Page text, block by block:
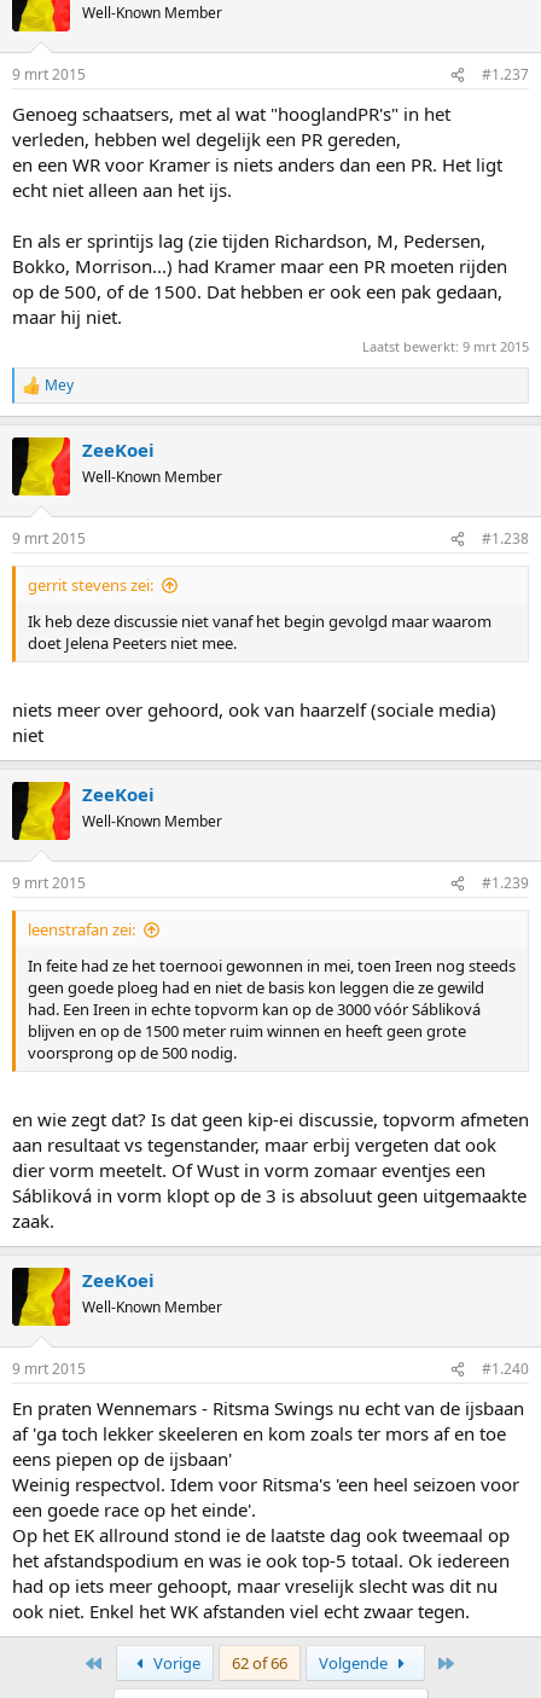
Well-Known Member
9 mrt 2015 #1.237
Genoeg schaatsers, met al wat "hooglandPR's" in het
verleden, hebben wel degelijk een PR gereden,
en een WR voor Kramer is niets anders dan een PR. Het ligt
echt niet alleen aan het ijs.
En als er sprintijs lag (zie tijden Richardson, M, Pedersen,
Bokko, Morrison...) had Kramer maar een PR moeten rijden
op de 500, of de 1500. Dat hebben er ook een pak gedaan,
maar hij niet.
Laatst bewerkt: 9 mrt 2015
R
e
t
i
s
:
Mey
ZeeKoei
Well-Known Member
9 mrt 2015 #1.238
gerrit stevens zei:
Ik heb deze discussie niet vanaf het begin gevolgd maar waarom
doet Jelena Peeters niet mee.
niets meer over gehoord, ook van haarzelf (sociale media)
niet
ZeeKoei
Well-Known Member
9 mrt 2015 #1.239
leenstrafan zei:
In feite had ze het toernooi gewonnen in mei, toen Ireen nog steeds
geen goede ploeg had en niet de basis kon leggen die ze gewild
had. Een Ireen in echte topvorm kan op de 3000 vóór Sábliková
blijven en op de 1500 meter ruim winnen en heeft geen grote
voorsprong op de 500 nodig.
en wie zegt dat? Is dat geen kip-ei discussie, topvorm afmeten
aan resultaat vs tegenstander, maar erbij vergeten dat ook
dier vorm meetelt. Of Wust in vorm zomaar eventjes een
Sábliková in vorm klopt op de 3 is absoluut geen uitgemaakte
zaak.
ZeeKoei
Well-Known Member
9 mrt 2015 #1.240
En praten Wennemars - Ritsma Swings nu echt van de ijsbaan
af 'ga toch lekker skeeleren en kom zoals ter mors af en toe
eens piepen op de ijsbaan'
Weinig respectvol. Idem voor Ritsma's 'een heel seizoen voor
een goede race op het einde'.
Op het EK allround stond ie de laatste dag ook tweemaal op
het afstandspodium en was ie ook top-5 totaal. Ok iedereen
had op iets meer gehoopt, maar vreselijk slecht was dit nu
ook niet. Enkel het WK afstanden viel echt zwaar tegen.
Vorige 62 of 66 Volgende